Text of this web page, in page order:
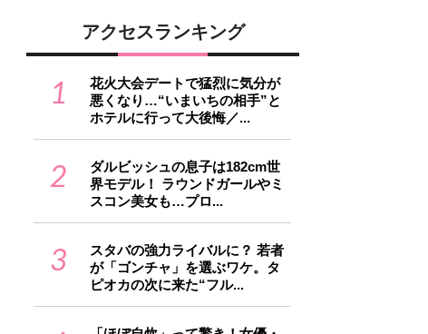
アクセスランキング
1
花火大会デートで猛烈に気分が
悪くなり…“いまいちの相手”と
ホテルに行って大後悔／...
2
ダルビッシュの息子は182cm世
界モデル！ ラウンドガールやミ
スコン美女も…プロ...
3
スタバの強力ライバルに？ 若者
が「ゴンチャ」を選ぶワケ。タ
ピオカの次に来た“フル...